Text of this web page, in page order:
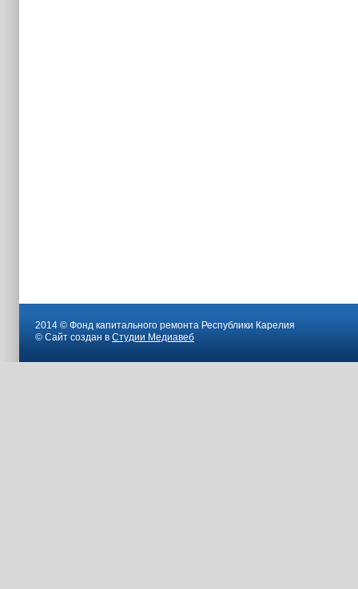
2014 © Фонд капитального ремонта Республики Карелия
© Сайт создан в Студии Медиавеб